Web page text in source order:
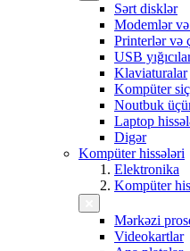
Sərt disklər
Modemlər
Printerlər və
USB
Klaviaturalar
Kompüter
Noutbuk
Laptop
Digər
Kompüter hissələri
Elektronika
Kompüter
Mərkəzi
Videokartlar